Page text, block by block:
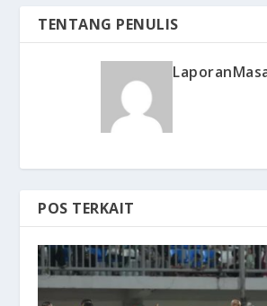
TENTANG PENULIS
POS TERKAIT